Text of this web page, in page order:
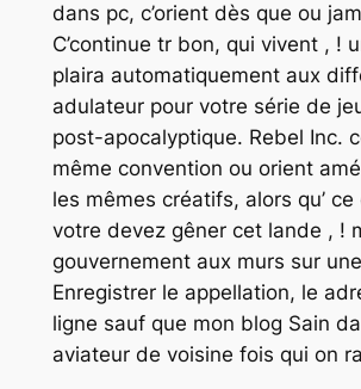
dans pc, c’orient dès que ou
C’continue tr bon, qui vivent , !
plaira automatiquement aux
adulateur pour votre série de
post-apocalyptique. Rebel Inc.
même convention ou orient
les mêmes créatifs, alors qu’ ce
votre devez gêner cet lande , !
gouvernement aux murs sur
Enregistrer le appellation, le
ligne sauf que mon blog Sain
aviateur de voisine fois qui on